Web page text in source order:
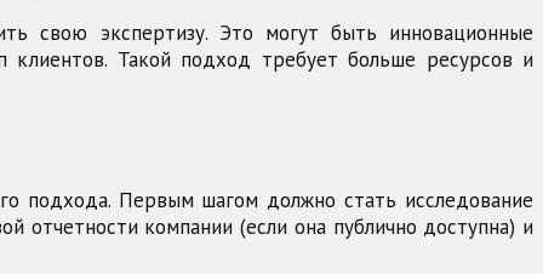
свою экспертизу. Это могут быть инновационные
клиентов. Такой подход требует больше ресурсов и
подхода. Первым шагом должно стать исследование
отчетности компании (если она публично доступна) и